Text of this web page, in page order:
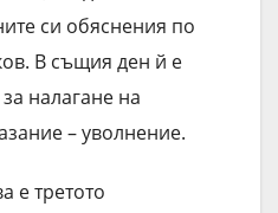
си обяснения по
В същия ден й е
налагане на
– уволнение.
е третото